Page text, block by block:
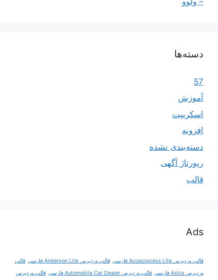
دسته‌ها
57
آموزش
اسکریپت
افزونه
دسته‌بندی نشده
رپورتاژ آگهی
قالب
Ads
قالب وردپرس Accesspress Lite فارسی قالب وردپرس Anderson Lite فارسی
قالب
وردپرس Astra فارسی
قالب وردپرس Automobile Car Dealer فارسی
قالب وردپرس